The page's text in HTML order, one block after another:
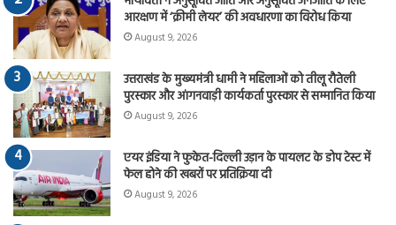
आरक्षण में ‘क्रीमी लेयर’ की अवधारणा का विरोध किया
August 9, 2026
उत्तराखंड के मुख्यमंत्री धामी ने महिलाओं को तीलू रौतेली
पुरस्कार और आंगनवाड़ी कार्यकर्ता पुरस्कार से सम्मानित किया
August 9, 2026
एयर इंडिया ने फुकेत-दिल्ली उड़ान के पायलट के डोप टेस्ट में
फेल होने की खबरों पर प्रतिक्रिया दी
August 9, 2026